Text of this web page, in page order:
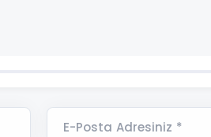
E-Posta Adresiniz *